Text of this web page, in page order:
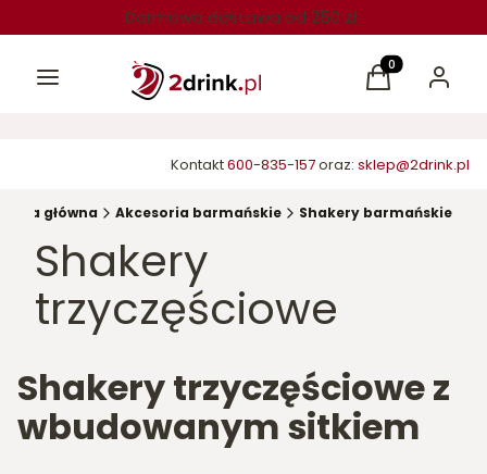
Darmowa dostawa od 250 zł
Menu Produkty w
Koszyk Zaloguj
Kontakt600-835-157oraz: sklep@2drink.pl
główna Akcesoria barmańskie Shakery barmańskie
Shakery
trzyczęściowe
Shakery trzyczęściowe z
wbudowanym sitkiem